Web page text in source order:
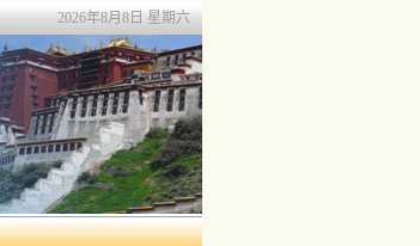
2026年8月8日 星期六